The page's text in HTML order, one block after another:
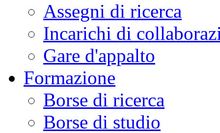
Assegni di ricerca
Incarichi di
Gare d'appalto
Formazione
Borse di ricerca
Borse di studio